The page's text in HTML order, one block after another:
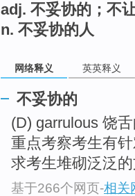
adj. 不妥协的；不
n. 不妥协的人
网络释义 英英释义
不妥协的
(D) garrulous 饶
重点考察考生有
求考生堆砌泛泛的
基于266个网页-相关